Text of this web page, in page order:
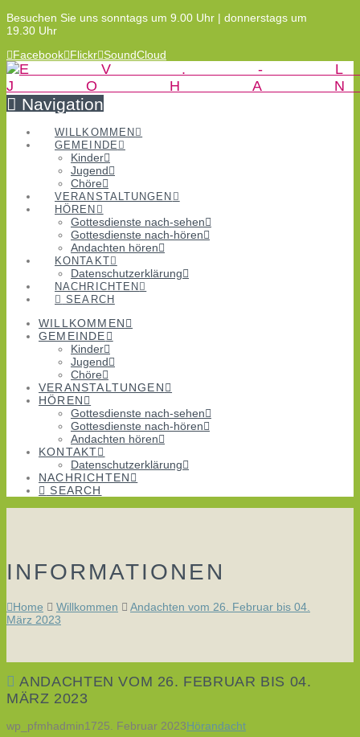
Besuchen Sie uns sonntags um 9.00 Uhr | donnerstags um
19.30 Uhr
Facebook Flickr SoundCloud
Navigation
WILLKOMMEN
GEMEINDE
Kinder
Jugend
Chöre
VERANSTALTUNGEN
HÖREN
Gottesdienste nach-sehen
Gottesdienste nach-hören
Andachten hören
KONTAKT
Datenschutzerklärung
NACHRICHTEN
SEARCH
WILLKOMMEN
GEMEINDE
Kinder
Jugend
Chöre
VERANSTALTUNGEN
HÖREN
Gottesdienste nach-sehen
Gottesdienste nach-hören
Andachten hören
KONTAKT
Datenschutzerklärung
NACHRICHTEN
SEARCH
INFORMATIONEN
Home Willkommen
Andachten vom 26. Februar bis 04.
März 2023
ANDACHTEN VOM 26. FEBRUAR BIS 04.
MÄRZ 2023
wp_pfmhadmin1725. Februar 2023Hörandacht